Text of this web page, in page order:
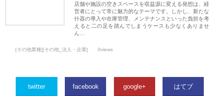
店舗や施設の空きスペースを収益源に変える発想は、経
営者にとって常に魅力的なテーマです。しかし、新たな
什器の導入や在庫管理、メンテナンスといった負担を考
えると二の足を踏んでしまうケースも少なくありませ
ん…
[その他業種][その他_法人・企業] 0views
twitter facebook google+ はてブ